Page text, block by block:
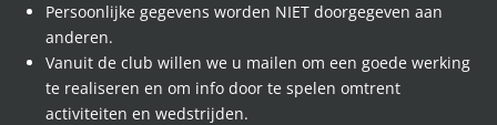
Persoonlijke gegevens worden NIET doorgegeven aan
anderen.
Vanuit de club willen we u mailen om een goede werking
te realiseren en om info door te spelen omtrent
activiteiten en wedstrijden.